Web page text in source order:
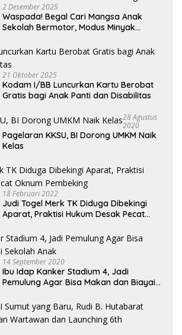
2 Desember 2025
Waspada! Begal Cari Mangsa Anak
Sekolah Bermotor, Modus Minyak
21 Oktober 2025
Kodam I/BB Luncurkan Kartu Berobat
Gratis bagi Anak Panti dan Disabilitas
28 Agustus
2020
Pagelaran KKSU, BI Dorong UMKM Naik
Kelas
18 Februari 2022
Judi Togel Merk TK Diduga Dibekingi
Aparat, Praktisi Hukum Desak Pecat
14 September 2020
Ibu Idap Kanker Stadium 4, Jadi
Pemulung Agar Bisa Makan dan Biayai